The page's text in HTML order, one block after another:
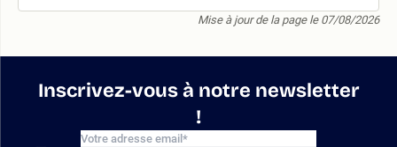
Mise à jour de la page le 07/08/2026
Inscrivez-vous à notre newsletter
!